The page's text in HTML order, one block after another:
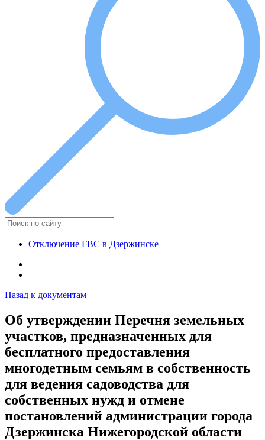
Отключение ГВС в Дзержинске
Назад к документам
Об утверждении Перечня земельных
участков, предназначенных для
бесплатного предоставления
многодетным семьям в собственность
для ведения садоводства для
собственных нужд и отмене
постановлений администрации города
Дзержинска Нижегородской области